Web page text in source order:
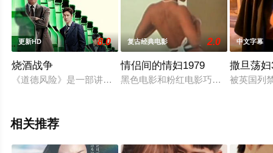
更新HD 8.0
烧酒战争
《道德风险》是一部讲述关乎企业兴亡的M&A、破产企业与全
复古经典电影 2.0
情侣间的情妇1979
黑色电影和粉红电影巧妙地成功结婚
中文字幕
撒旦荡妇
被英国列
相关推荐